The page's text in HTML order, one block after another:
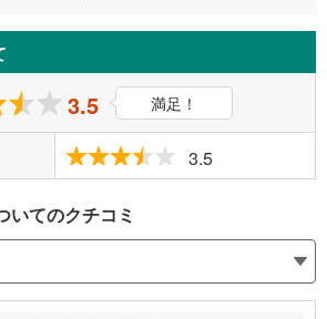
3.5 満足！
3.5
いてのクチコミ